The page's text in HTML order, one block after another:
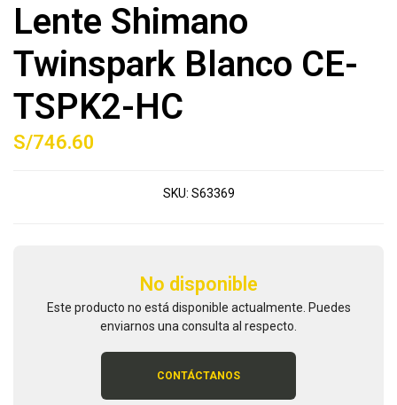
Lente Shimano
Twinspark Blanco CE-
TSPK2-HC
S/746.60
SKU: S63369
No disponible
Este producto no está disponible actualmente. Puedes
enviarnos una consulta al respecto.
CONTÁCTANOS